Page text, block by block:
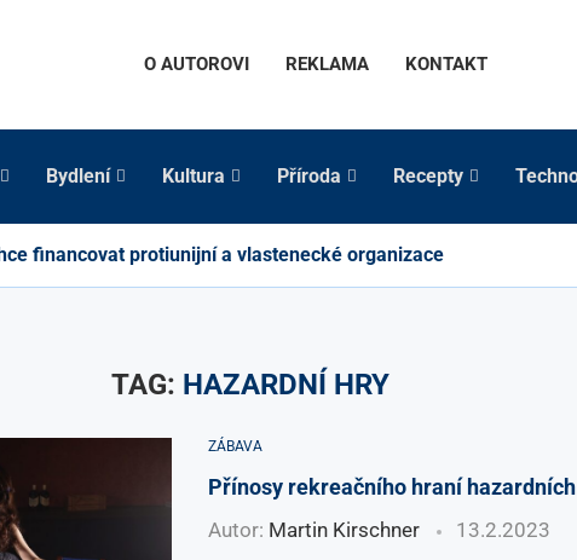
O AUTOROVI REKLAMA KONTAKT
Bydlení Kultura Příroda Recepty
financovat protiunijní a vlastenecké organizace
TAG: HAZARDNÍ HRY
ZÁBAVA
Přínosy rekreačního hraní
Autor: Martin Kirschner 13.2.2023